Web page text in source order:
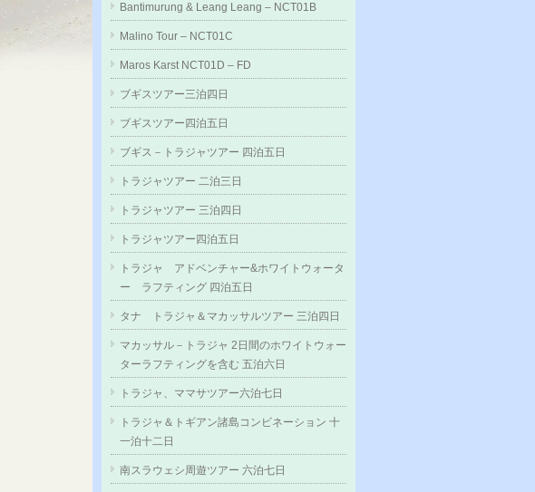
Bantimurung & Leang Leang – NCT01B
Malino Tour – NCT01C
Maros Karst NCT01D – FD
ブギスツアー三泊四日
ブギスツアー四泊五日
ブギス－トラジャツアー 四泊五日
トラジャツアー 二泊三日
トラジャツアー 三泊四日
トラジャツアー四泊五日
トラジャ アドベンチャー&ホワイトウォータ
ー ラフティング 四泊五日
タナ トラジャ＆マカッサルツアー 三泊四日
マカッサル－トラジャ 2日間のホワイトウォー
ターラフティングを含む 五泊六日
トラジャ、ママサツアー六泊七日
トラジャ＆トギアン諸島コンビネーション 十
一泊十二日
南スラウェシ周遊ツアー 六泊七日